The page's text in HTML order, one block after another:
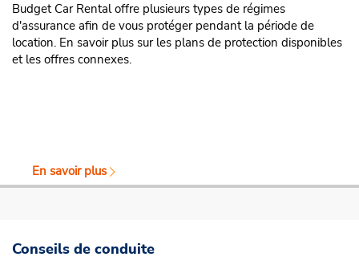
Budget Car Rental offre plusieurs types de régimes
d'assurance afin de vous protéger pendant la période de
location. En savoir plus sur les plans de protection disponibles
et les offres connexes.
En savoir plus
Conseils de conduite